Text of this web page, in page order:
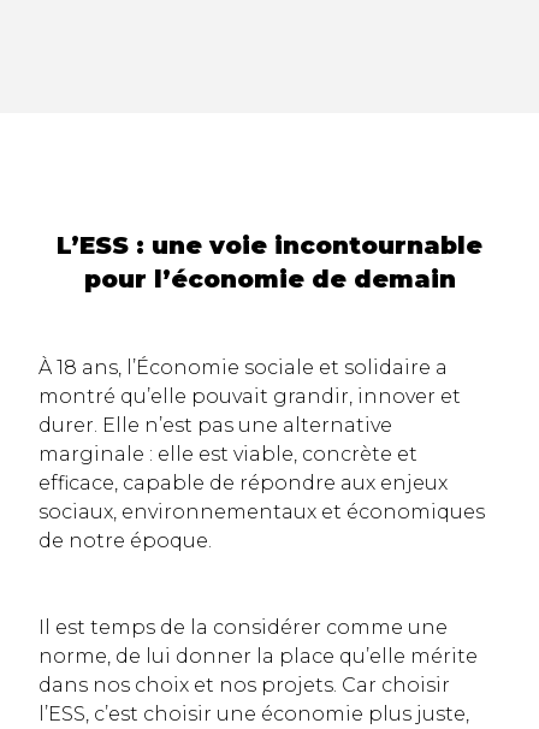
L’ESS : une voie incontournable
pour l’économie de demain
À 18 ans, l’Économie sociale et solidaire a
montré qu’elle pouvait grandir, innover et
durer. Elle n’est pas une alternative
marginale : elle est viable, concrète et
efficace, capable de répondre aux enjeux
sociaux, environnementaux et économiques
de notre époque.
Il est temps de la considérer comme une
norme, de lui donner la place qu’elle mérite
dans nos choix et nos projets. Car choisir
l’ESS, c’est choisir une économie plus juste,